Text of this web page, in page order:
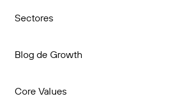
Sectores
Blog de Growth
Core Values